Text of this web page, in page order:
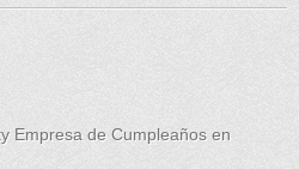
Empresa de Cumpleaños en